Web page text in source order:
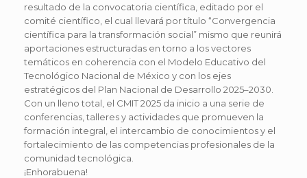
resultado de la convocatoria científica, editado por el
comité científico, el cual llevará por título “Convergencia
científica para la transformación social” mismo que reunirá
aportaciones estructuradas en torno a los vectores
temáticos en coherencia con el Modelo Educativo del
Tecnológico Nacional de México y con los ejes
estratégicos del Plan Nacional de Desarrollo 2025–2030.
Con un lleno total, el CMIT 2025 da inicio a una serie de
conferencias, talleres y actividades que promueven la
formación integral, el intercambio de conocimientos y el
fortalecimiento de las competencias profesionales de la
comunidad tecnológica.
¡Enhorabuena!